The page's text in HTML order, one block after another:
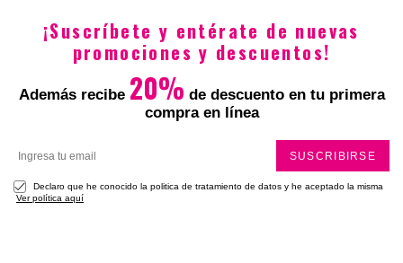
¡Suscríbete y entérate de nuevas
promociones y descuentos!
Además recibe 20% de descuento en tu primera
compra en línea
SUSCRIBIRSE
Declaro que he conocido la politica de tratamiento de datos y he aceptado la misma
Ver política aquí